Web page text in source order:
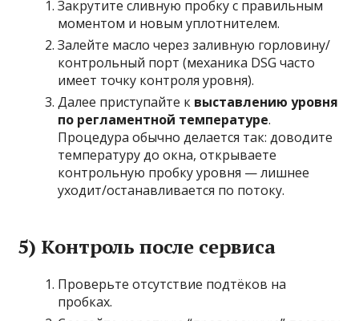
Закрутите сливную пробку с правильным
моментом и новым уплотнителем.
Залейте масло через заливную горловину/
контрольный порт (механика DSG часто
имеет точку контроля уровня).
Далее приступайте к выставлению уровня
по регламентной температуре.
Процедура обычно делается так: доводите
температуру до окна, открываете
контрольную пробку уровня — лишнее
уходит/останавливается по потоку.
5) Контроль после сервиса
Проверьте отсутствие подтёков на
пробках.